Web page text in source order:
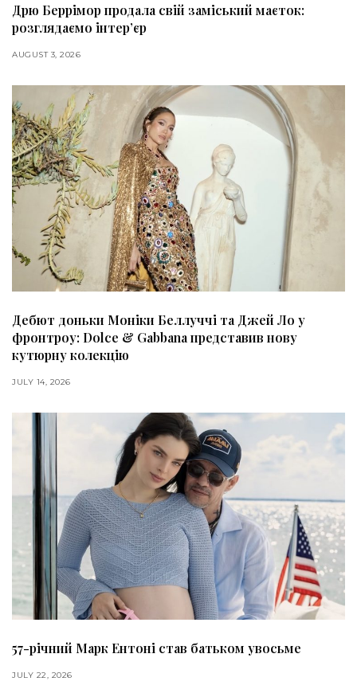
Дрю Беррімор продала свій заміський маєток:
розглядаємо інтер’єр
AUGUST 3, 2026
Дебют доньки Моніки Беллуччі та Джей Ло у
фронтроу: Dolce & Gabbana представив нову
кутюрну колекцію
JULY 14, 2026
57-річний Марк Ентоні став батьком увосьме
JULY 22, 2026